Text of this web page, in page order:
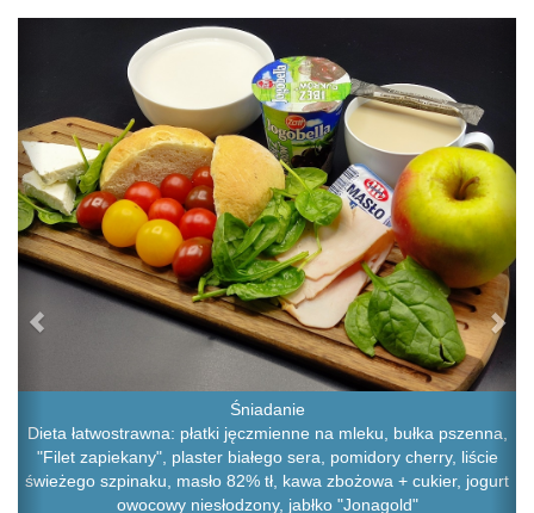
Śniadanie
Dieta łatwostrawna: płatki jęczmienne na mleku, bułka pszenna,
"Filet zapiekany", plaster białego sera, pomidory cherry, liście
świeżego szpinaku, masło 82% tł, kawa zbożowa + cukier, jogurt
owocowy niesłodzony, jabłko "Jonagold"